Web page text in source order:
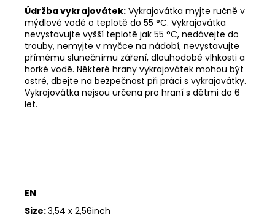
Údržba vykrajovátek: Vykrajovátka myjte ručně v
mýdlové vodě o teplotě do 55 °C. Vykrajovátka
nevystavujte vyšší teplotě jak 55 °C, nedávejte do
trouby, nemyjte v myčce na nádobí, nevystavujte
přímému slunečnímu záření, dlouhodobé vlhkosti a
horké vodě. Některé hrany vykrajovátek mohou být
ostré, dbejte na bezpečnost při práci s vykrajovátky.
Vykrajovátka nejsou určena pro hraní s dětmi do 6
let.
EN
Size:3,54 x 2,56inch